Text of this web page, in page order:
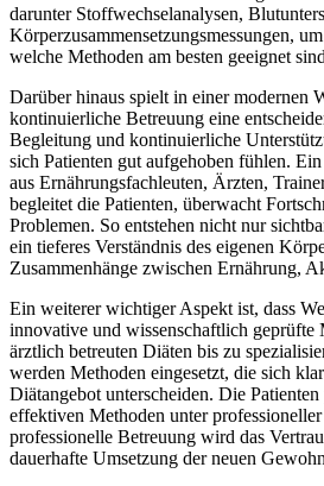
darunter Stoffwechselanalysen,
Körperzusammensetzungsmessungen,
welche Methoden am besten geeignet
Darüber hinaus spielt in einer modernen
kontinuierliche Betreuung eine
Begleitung und kontinuierliche
sich Patienten gut aufgehoben fühlen.
aus Ernährungsfachleuten, Ärzten,
begleitet die Patienten, überwacht
Problemen. So entstehen nicht nur
ein tieferes Verständnis des eigenen
Zusammenhänge zwischen Ernährung,
Ein weiterer wichtiger Aspekt ist, dass
innovative und wissenschaftlich geprüfte
ärztlich betreuten Diäten bis zu
werden Methoden eingesetzt, die sich
Diätangebot unterscheiden. Die
effektiven Methoden unter
professionelle Betreuung wird das
dauerhafte Umsetzung der neuen